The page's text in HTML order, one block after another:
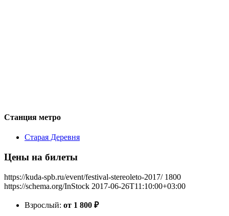
Станция метро
Старая Деревня
Цены на билеты
https://kuda-spb.ru/event/festival-stereoleto-2017/ 1800
https://schema.org/InStock 2017-06-26T11:10:00+03:00
Взрослый: от 1 800 ₽